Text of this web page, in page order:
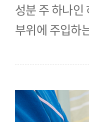
성분 주 하나인
부위에 주입하